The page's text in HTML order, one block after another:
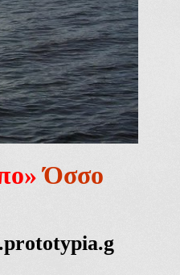
Όσσο